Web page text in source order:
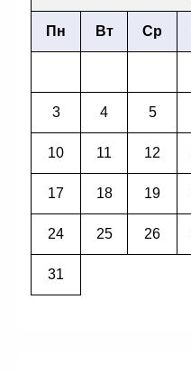
Пн Вт Ср
3 4 5
10 11 12
17 18 19
24 25 26
31